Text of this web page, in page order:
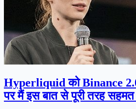
Hyperliquid को Binance
पर मैं इस बात से पूरी तरह सहमत